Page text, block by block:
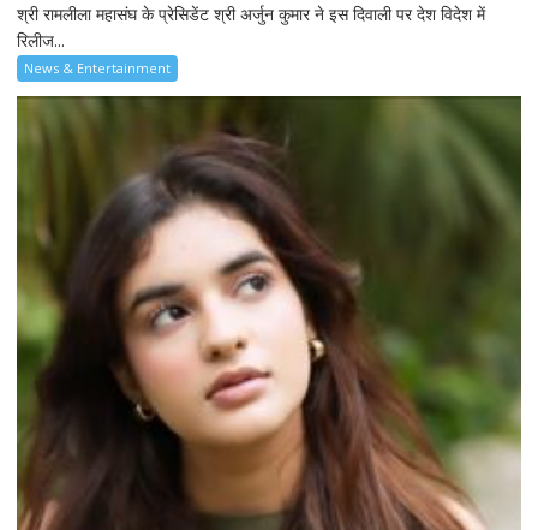
श्री रामलीला महासंघ के प्रेसिडेंट श्री अर्जुन कुमार ने इस दिवाली पर देश विदेश में
रिलीज...
News & Entertainment